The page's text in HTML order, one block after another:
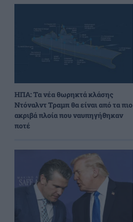
ΗΠΑ: Τα νέα θωρηκτά κλάσης
Ντόναλντ Τραμπ θα είναι από τα πιο
ακριβά πλοία που ναυπηγήθηκαν
ποτέ